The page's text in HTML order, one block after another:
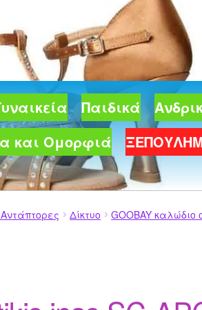
Παιδικά
και Ομορφιά
Δίκτυο
GOOBAY καλώδιο